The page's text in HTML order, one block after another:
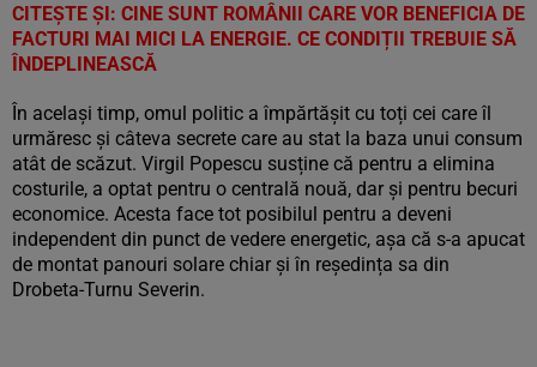
CITEȘTE ȘI: CINE SUNT ROMÂNII CARE VOR BENEFICIA DE
FACTURI MAI MICI LA ENERGIE. CE CONDIȚII TREBUIE SĂ
ÎNDEPLINEASCĂ
În același timp, omul politic a împărtășit cu toți cei care îl
urmăresc și câteva secrete care au stat la baza unui consum
atât de scăzut. Virgil Popescu susține că pentru a elimina
costurile, a optat pentru o centrală nouă, dar și pentru becuri
economice. Acesta face tot posibilul pentru a deveni
independent din punct de vedere energetic, așa că s-a apucat
de montat panouri solare chiar și în reședința sa din
Drobeta-Turnu Severin.